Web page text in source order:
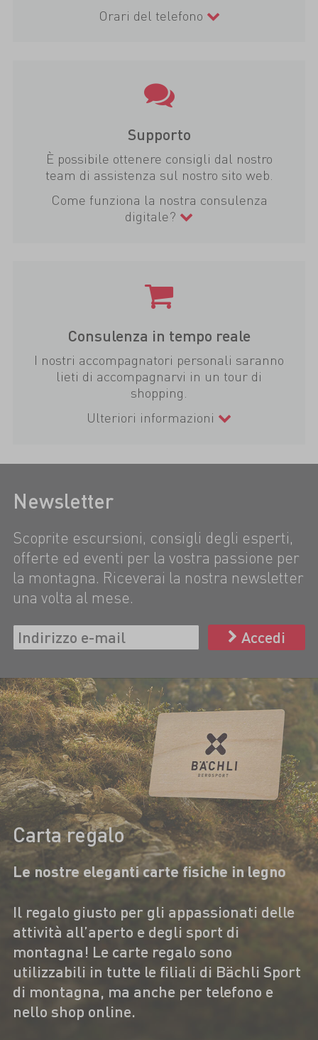
Orari del telefono
Supporto
È possibile ottenere consigli dal nostro
team di assistenza sul nostro sito web.
Come funziona la nostra consulenza
digitale?
Consulenza in tempo reale
I nostri accompagnatori personali saranno
lieti di accompagnarvi in un tour di
shopping.
Ulteriori informazioni
Newsletter
Scoprite escursioni, consigli degli esperti,
offerte ed eventi per la vostra passione per
la montagna. Riceverai la nostra newsletter
una volta al mese.
Accedi
Carta regalo
Le nostre eleganti carte fisiche in legno
Il regalo giusto per gli appassionati delle
attività all’aperto e degli sport di
montagna! Le carte regalo sono
utilizzabili in tutte le filiali di Bächli Sport
di montagna, ma anche per telefono e
nello shop online.